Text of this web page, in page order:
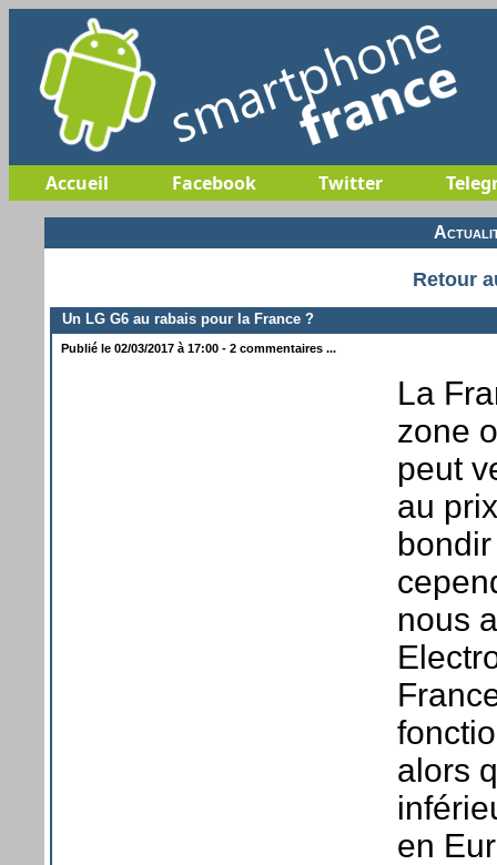
Accueil Facebook Twitter
Retour
Un LG G6 au rabais pour la France ?
Publié le 02/03/2017 à 17:00 - 2 commentaires ...
La
zone
peut
au
nous
alors
en